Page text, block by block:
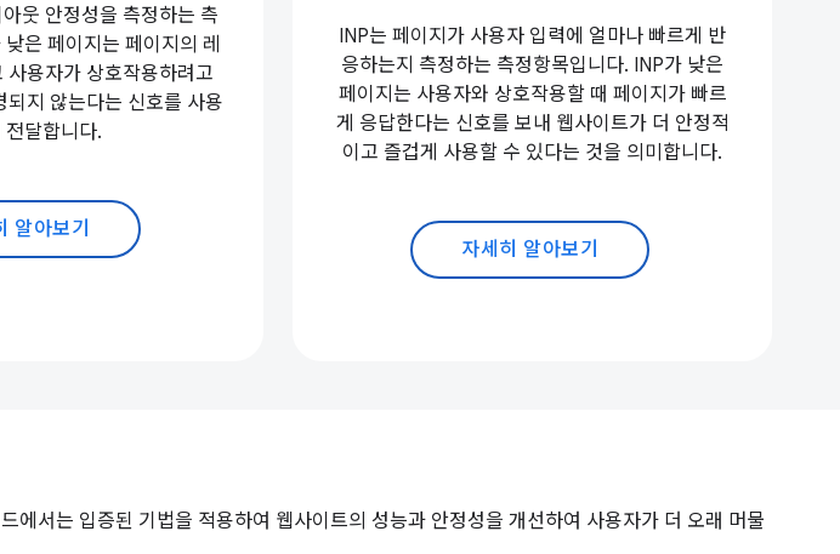
웃 안정성을 측정하는 측
은 페이지는 페이지의 레
사용자가 상호작용하려고
되지 않는다는 신호를 사용
전달합니다.
알아보기
INP는 페이지가 사용자 입력에 얼마나 빠르게 반
응하는지 측정하는 측정항목입니다. INP가 낮은
페이지는 사용자와 상호작용할 때 페이지가 빠르
게 응답한다는 신호를 보내 웹사이트가 더 안정적
이고 즐겁게 사용할 수 있다는 것을 의미합니다.
자세히 알아보기
서는 입증된 기법을 적용하여 웹사이트의 성능과 안정성을 개선하여 사용자가 더 오래 머물